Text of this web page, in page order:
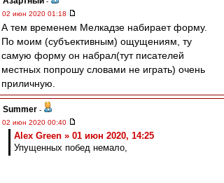
02 июн 2020 01:18
А тем временем Мелкадзе набирает форму.
По моим (субъективным) ощущениям, ту
самую форму он набрал(тут писателей
местных попрошу словами не играть) очень
приличную.
Summer -
02 июн 2020 00:40
Alex Green » 01 июн 2020, 14:25
Упущенных побед немало,